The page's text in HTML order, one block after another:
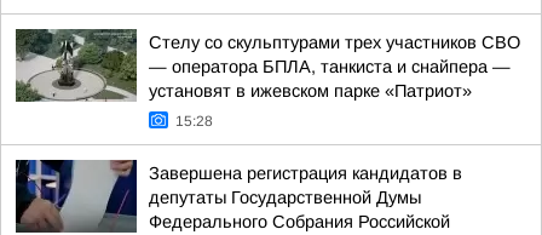
Стелу со скульптурами трех участников СВО
— оператора БПЛА, танкиста и снайпера —
установят в ижевском парке «Патриот»
15:28
Завершена регистрация кандидатов в
депутаты Государственной Думы
Федерального Собрания Российской